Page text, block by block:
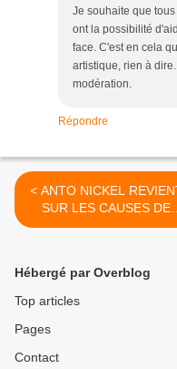
Je souhaite que
ont la possibilité
face. C'est en cela
artistique, rien à
modération.
Répondre
< ANTO NICKEL REVIENT
SUR LES CAUSES DE
L’USAGE DES
Hébergé par Overblog
Top articles
Pages
Contact